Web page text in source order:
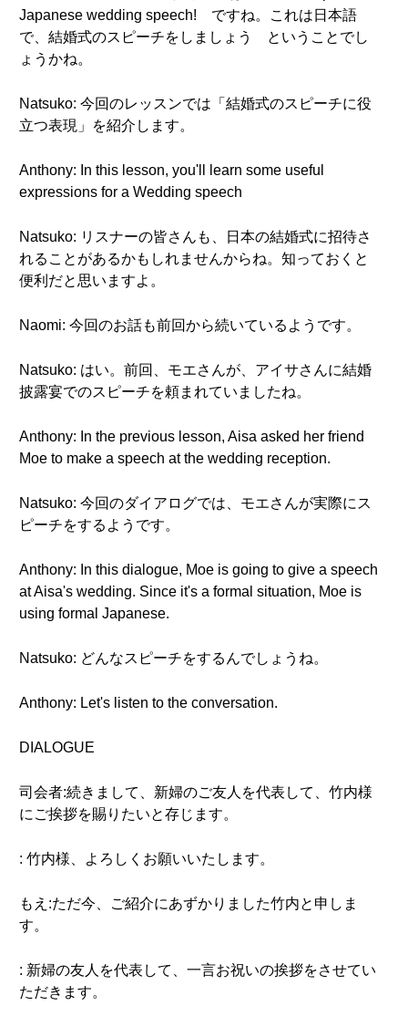
Japanese wedding speech! ですね。これは日本語
で、結婚式のスピーチをしましょう ということでし
ょうかね。
Natsuko: 今回のレッスンでは「結婚式のスピーチに役
立つ表現」を紹介します。
Anthony: In this lesson, you'll learn some useful
expressions for a Wedding speech
Natsuko: リスナーの皆さんも、日本の結婚式に招待さ
れることがあるかもしれませんからね。知っておくと
便利だと思いますよ。
Naomi: 今回のお話も前回から続いているようです。
Natsuko: はい。前回、モエさんが、アイサさんに結婚
披露宴でのスピーチを頼まれていましたね。
Anthony: In the previous lesson, Aisa asked her friend
Moe to make a speech at the wedding reception.
Natsuko: 今回のダイアログでは、モエさんが実際にス
ピーチをするようです。
Anthony: In this dialogue, Moe is going to give a speech
at Aisa's wedding. Since it's a formal situation, Moe is
using formal Japanese.
Natsuko: どんなスピーチをするんでしょうね。
Anthony: Let's listen to the conversation.
DIALOGUE
司会者:続きまして、新婦のご友人を代表して、竹内様
にご挨拶を賜りたいと存じます。
: 竹内様、よろしくお願いいたします。
もえ:ただ今、ご紹介にあずかりました竹内と申しま
す。
: 新婦の友人を代表して、一言お祝いの挨拶をさせてい
ただきます。